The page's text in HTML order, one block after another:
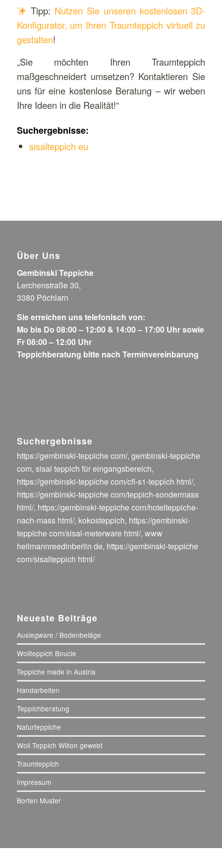
Tipp: Nutzen Sie unseren kostenlosen 3D-
Konfigurator, um Ihren Traumteppich virtuell zu
gestalten!
„Sie möchten Ihren Traumteppich
maßgeschneidert umsetzen? Kontaktieren Sie
uns für eine kostenlose Beratung – wir weben
Ihre Ideen in die Realität!“
Suchergebnisse:
sisalteppich eu
Über Uns
Gembinski Teppiche
Lerchenstraße 30,
3380 Pöchlarn
Sie erreichen uns telefonisch von:
Mo bis Do 08:00 – 12:00 & 14:00 – 17:00 Uhr sowie
Fr 08:00 – 12:00 Uhr
Teppichberatung bitte nach Terminvereinbarung
Suchergebnisse
https://gembinski-teppiche com/, gembinski-teppiche
com, sisal teppich für eingangsbereich,
https://gembinski-teppiche com/cfl-s1-teppich html/,
https://gembinski-teppiche com/teppich-sondermass
html/, https://gembinski-teppiche com/hotelteppiche-
nach-mass html/, kokosteppich, https://gembinski-
teppiche com/sisal-meterware html/, www
heilmannreedinberlin de, https://gembinski-teppiche
com/sisalteppich html/
Neueste Beiträge
Auslegware / Bodenbeläge
Wollteppich Boucle
Teppiche made in Austria
Handarbeiten
Teppichberatung
Naturteppiche
Woll Teppich Wilton gewebt
Traumteppich
Impressum
Borten Muster